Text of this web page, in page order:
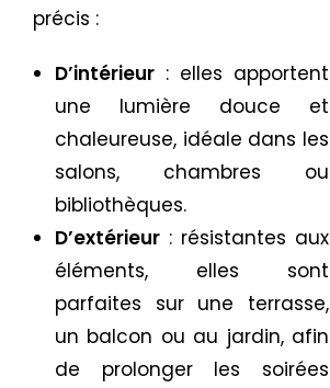
précis :
D’intérieur : elles apportent
une lumière douce et
chaleureuse, idéale dans les
salons, chambres ou
bibliothèques.
D’extérieur : résistantes aux
éléments, elles sont
parfaites sur une terrasse,
un balcon ou au jardin, afin
de prolonger les soirées